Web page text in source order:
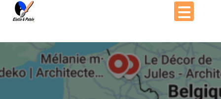
Passer